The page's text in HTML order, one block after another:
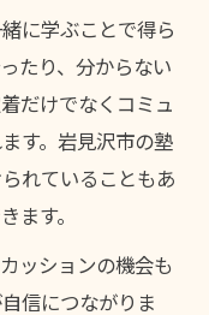
に学ぶことで得ら
たり、分からない
だけでなくコミュ
す。岩見沢市の塾
れていることもあ
ます。
ッションの機会も
信につながりま